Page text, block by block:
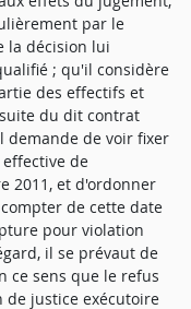
par le
la décision lui
; qu'il considère
des effectifs et
du dit contrat
demande de voir fixer
de
2011, et d'ordonner
de cette date
pour violation
il se prévaut de
ce sens que le refus
de justice exécutoire